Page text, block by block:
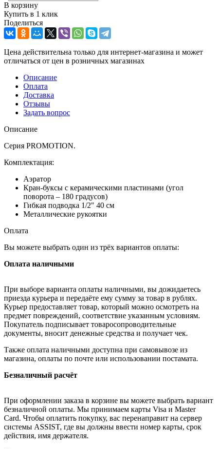
В корзину
Купить в 1 клик
Поделиться
Цена действительна только для интернет-магазина и может
отличаться от цен в розничных магазинах
Описание
Оплата
Доставка
Отзывы
Задать вопрос
Описание
Серия PROMOTION.
Комплектация:
Аэратор
Кран-буксы с керамическими пластинами (угол
поворота – 180 градусов)
Гибкая подводка 1/2" 40 см
Металлические рукоятки
Оплата
Вы можете выбрать один из трёх вариантов оплаты:
Оплата наличными
При выборе варианта оплаты наличными, вы дожидаетесь
приезда курьера и передаёте ему сумму за товар в рублях.
Курьер предоставляет товар, который можно осмотреть на
предмет повреждений, соответствие указанным условиям.
Покупатель подписывает товаросопроводительные
документы, вносит денежные средства и получает чек.
Также оплата наличными доступна при самовывозе из
магазина, оплаты по почте или использовании постамата.
Безналичный расчёт
При оформлении заказа в корзине вы можете выбрать вариант
безналичной оплаты. Мы принимаем карты Visa и Master
Card. Чтобы оплатить покупку, вас перенаправит на сервер
системы ASSIST, где вы должны ввести номер карты, срок
действия, имя держателя.